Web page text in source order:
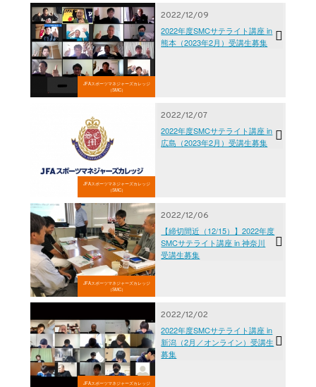
JFAスポーツマネジャーズカレッジ
（SMC）
2022/12/09
2022年度SMCサテライト講座 in
熊本（2023年2月）受講生募集
JFAスポーツマネジャーズカレッジ
（SMC）
2022/12/07
2022年度SMCサテライト講座 in
広島（2023年2月）受講生募集
JFAスポーツマネジャーズカレッジ
（SMC）
2022/12/06
【締切間近（12/15）】2022年度
SMCサテライト講座 in 神奈川
受講生募集
JFAスポーツマネジャーズカレッジ
2022/12/02
2022年度SMCサテライト講座 in
新潟（2月／オンライン）受講生
募集